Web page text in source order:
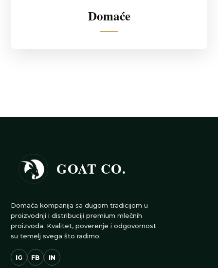
Domaće
GOAT CO.
Domaća kompanija sa dugom tradicijom u
proizvodnji i distribuciji premium mlečnih
proizvoda. Kvalitet, poverenje i odgovornost
su temelj svega što radimo.
IG FB IN